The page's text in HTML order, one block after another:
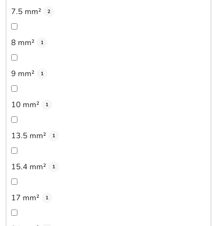
7.5 mm² 2
8 mm² 1
9 mm² 1
10 mm² 1
13.5 mm² 1
15.4 mm² 1
17 mm² 1